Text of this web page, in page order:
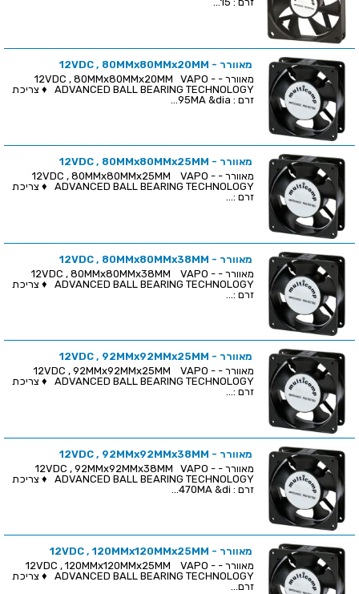
מאוורר - 12VDC , 80MMx80MMx20MM
מאוורר - 12VDC , 80MMx80MMx20MM VAPO -
ADVANCED BALL BEARING TECHNOLOGY ♦ צריכת
זרם : 95MA &dia...
מאוורר - 12VDC , 80MMx80MMx25MM
מאוורר - 12VDC , 80MMx80MMx25MM VAPO -
ADVANCED BALL BEARING TECHNOLOGY ♦ צריכת
זרם :...
מאוורר - 12VDC , 80MMx80MMx38MM
מאוורר - 12VDC , 80MMx80MMx38MM VAPO -
ADVANCED BALL BEARING TECHNOLOGY ♦ צריכת
זרם :...
מאוורר - 12VDC , 92MMx92MMx25MM
מאוורר - 12VDC , 92MMx92MMx25MM VAPO -
ADVANCED BALL BEARING TECHNOLOGY ♦ צריכת
זרם :...
מאוורר - 12VDC , 92MMx92MMx38MM
מאוורר - 12VDC , 92MMx92MMx38MM VAPO -
ADVANCED BALL BEARING TECHNOLOGY ♦ צריכת
זרם : 470MA &di...
מאוורר - 12VDC , 120MMx120MMx25MM
מאוורר - 12VDC , 120MMx120MMx25MM VAPO -
ADVANCED BALL BEARING TECHNOLOGY ♦ צריכת
זרם...